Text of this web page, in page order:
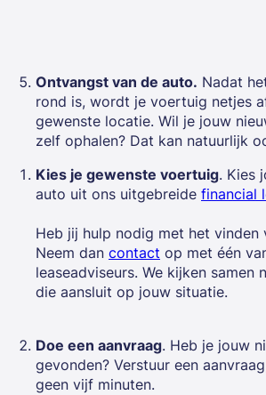
Ontvangst van de auto. Nadat
rond is, wordt je voertuig netjes
gewenste locatie. Wil je jouw
zelf ophalen? Dat kan natuurlijk
Kies je gewenste voertuig. Kies
auto uit ons uitgebreide financial
Heb jij hulp nodig met het vinden
Neem dan contact op met één
leaseadviseurs. We kijken samen
die aansluit op jouw situatie.
Doe een aanvraag. Heb je jouw
gevonden? Verstuur een
geen vijf minuten.